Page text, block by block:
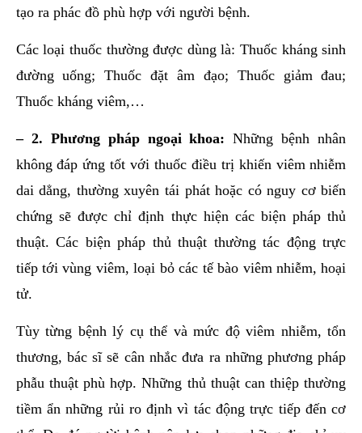
tạo ra phác đồ phù hợp với người bệnh.
Các loại thuốc thường được dùng là: Thuốc kháng sinh
đường uống; Thuốc đặt âm đạo; Thuốc giảm đau;
Thuốc kháng viêm,…
– 2. Phương pháp ngoại khoa:Những bệnh nhân
không đáp ứng tốt với thuốc điều trị khiến viêm nhiễm
dai dẳng, thường xuyên tái phát hoặc có nguy cơ biến
chứng sẽ được chỉ định thực hiện các biện pháp thủ
thuật. Các biện pháp thủ thuật thường tác động trực
tiếp tới vùng viêm, loại bỏ các tế bào viêm nhiễm, hoại
tử.
Tùy từng bệnh lý cụ thể và mức độ viêm nhiễm, tổn
thương, bác sĩ sẽ cân nhắc đưa ra những phương pháp
phẫu thuật phù hợp. Những thủ thuật can thiệp thường
tiềm ẩn những rủi ro định vì tác động trực tiếp đến cơ